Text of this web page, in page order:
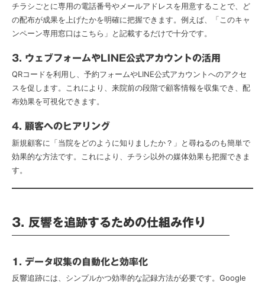
チラシごとに専用の電話番号やメールアドレスを用意することで、ど
の配布が成果を上げたかを明確に把握できます。例えば、「このキャ
ンペーン専用窓口はこちら」と記載するだけで十分です。
3. ウェブフォームやLINE公式アカウントの活用
QRコードを利用し、予約フォームやLINE公式アカウントへのアクセ
スを促します。これにより、来院前の段階で顧客情報を収集でき、配
布効果を可視化できます。
4. 顧客へのヒアリング
新規顧客に「当院をどのように知りましたか？」と尋ねるのも簡単で
効果的な方法です。これにより、チラシ以外の媒体効果も把握できま
す。
3. 反響を追跡するための仕組み作り
1. データ収集の自動化と効率化
反響追跡には、シンプルかつ効率的な記録方法が必要です。Google